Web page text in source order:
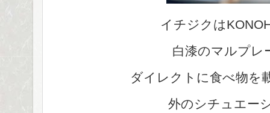
イチジクは
白漆のマルプレ
ダイレクトに食べ物を
外のシチュエー